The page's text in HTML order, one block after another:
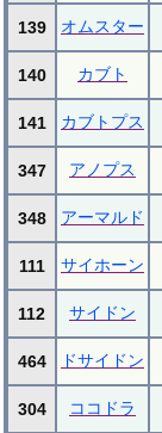
139 オムスター
140 カブト
141 カブトプス
347 アノプス
348 アーマルド
111 サイホーン
112 サイドン
464 ドサイドン
304 ココドラ